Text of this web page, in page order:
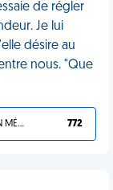
de régler
Je lui
désire au
nous. "Que
TU L'AS BIEN MÉRITÉ 772